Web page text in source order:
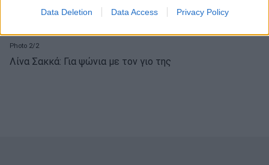
Data Deletion Data Access Privacy Policy
Photo 2/2
Λίνα Σακκά: Για ψώνια με τον γιο της